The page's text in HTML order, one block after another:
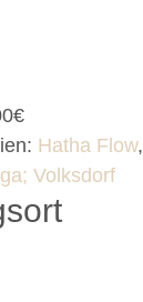
Hatha Flow,
Volksdorf